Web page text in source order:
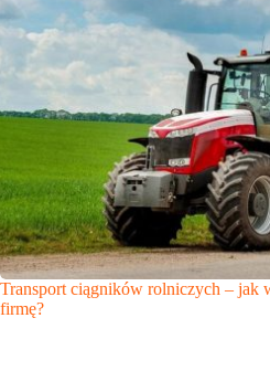
Transport ciągników rolniczych – jak
firmę?